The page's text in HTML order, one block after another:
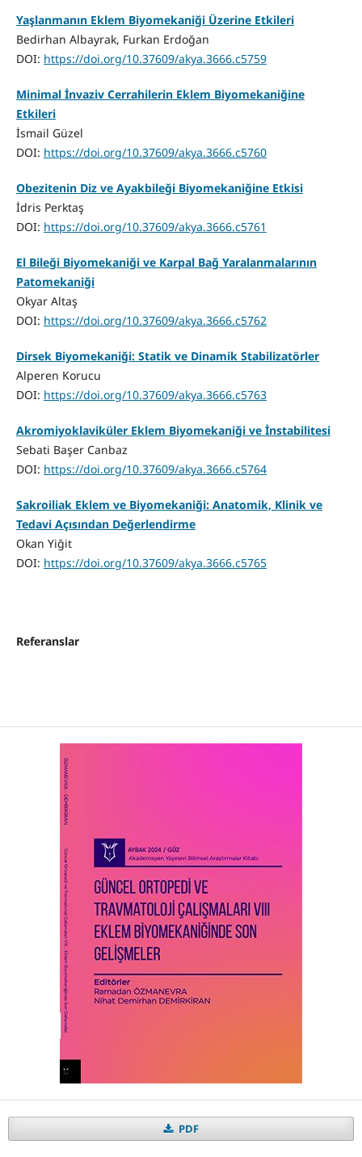
Yaşlanmanın Eklem Biyomekaniği Üzerine Etkileri
Bedirhan Albayrak, Furkan Erdoğan
DOI: https://doi.org/10.37609/akya.3666.c5759
Minimal İnvaziv Cerrahilerin Eklem Biyomekaniğine
Etkileri
İsmail Güzel
DOI: https://doi.org/10.37609/akya.3666.c5760
Obezitenin Diz ve Ayakbileği Biyomekaniğine Etkisi
İdris Perktaş
DOI: https://doi.org/10.37609/akya.3666.c5761
El Bileği Biyomekaniği ve Karpal Bağ Yaralanmalarının
Patomekaniği
Okyar Altaş
DOI: https://doi.org/10.37609/akya.3666.c5762
Dirsek Biyomekaniği: Statik ve Dinamik Stabilizatörler
Alperen Korucu
DOI: https://doi.org/10.37609/akya.3666.c5763
Akromiyoklaviküler Eklem Biyomekaniği ve İnstabilitesi
Sebati Başer Canbaz
DOI: https://doi.org/10.37609/akya.3666.c5764
Sakroiliak Eklem ve Biyomekaniği: Anatomik, Klinik ve
Tedavi Açısından Değerlendirme
Okan Yiğit
DOI: https://doi.org/10.37609/akya.3666.c5765
Referanslar
PDF